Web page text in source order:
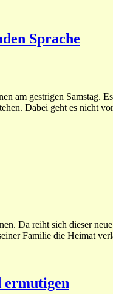
Sprache
am gestrigen Samstag.
Dabei geht es nicht
Da reiht sich dieser
Familie die Heimat
ermutigen